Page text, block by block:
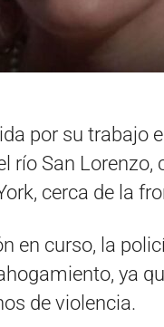
por su trabajo
río San Lorenzo,
cerca de la
en curso, la
ya
de violencia.